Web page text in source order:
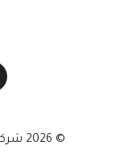
© 2026 شركة ويل. جميع الحقوق محفوظة.